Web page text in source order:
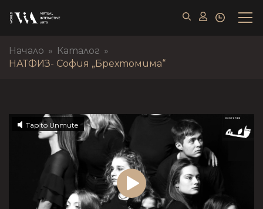
Начало » Каталог »
НАТФИЗ- София „Брехтомима“
Tap to Unmute